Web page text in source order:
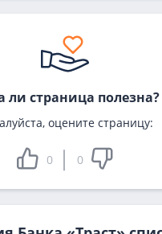
ли страница полезна?
оцените страницу:
0 0